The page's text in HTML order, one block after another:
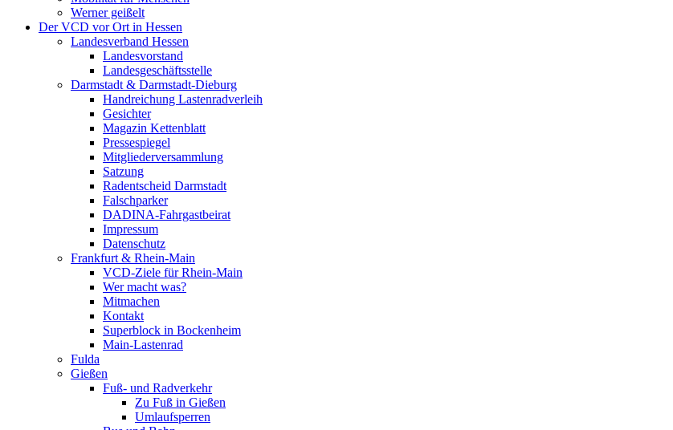
Werner geißelt
Der VCD vor Ort in Hessen
Landesverband Hessen
Landesvorstand
Landesgeschäftsstelle
Darmstadt & Darmstadt-Dieburg
Handreichung Lastenradverleih
Gesichter
Magazin Kettenblatt
Pressespiegel
Mitgliederversammlung
Satzung
Radentscheid Darmstadt
Falschparker
DADINA-Fahrgastbeirat
Impressum
Datenschutz
Frankfurt & Rhein-Main
VCD-Ziele für Rhein-Main
Wer macht was?
Mitmachen
Kontakt
Superblock in Bockenheim
Main-Lastenrad
Fulda
Gießen
Fuß- und Radverkehr
Zu Fuß in Gießen
Umlaufsperren